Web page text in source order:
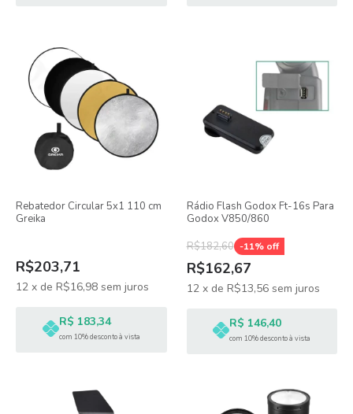
Rebatedor Circular 5x1 110 cm
Greika
R$203,71
12 x de R$16,98 sem juros
R$ 183,34
com 10% desconto à vista
Rádio Flash Godox Ft-16s Para
Godox V850/860
R$182,60 -11% off
R$162,67
12 x de R$13,56 sem juros
R$ 146,40
com 10% desconto à vista